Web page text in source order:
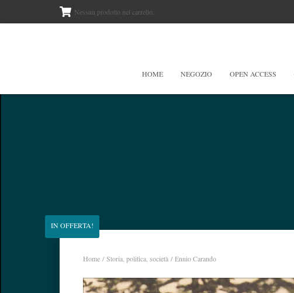
Nessun prodotto nel carrello.
HOME NEGOZIO OPEN ACCESS
Home /Storia, politica, società / Ennio Carando
IN OFFERTA!